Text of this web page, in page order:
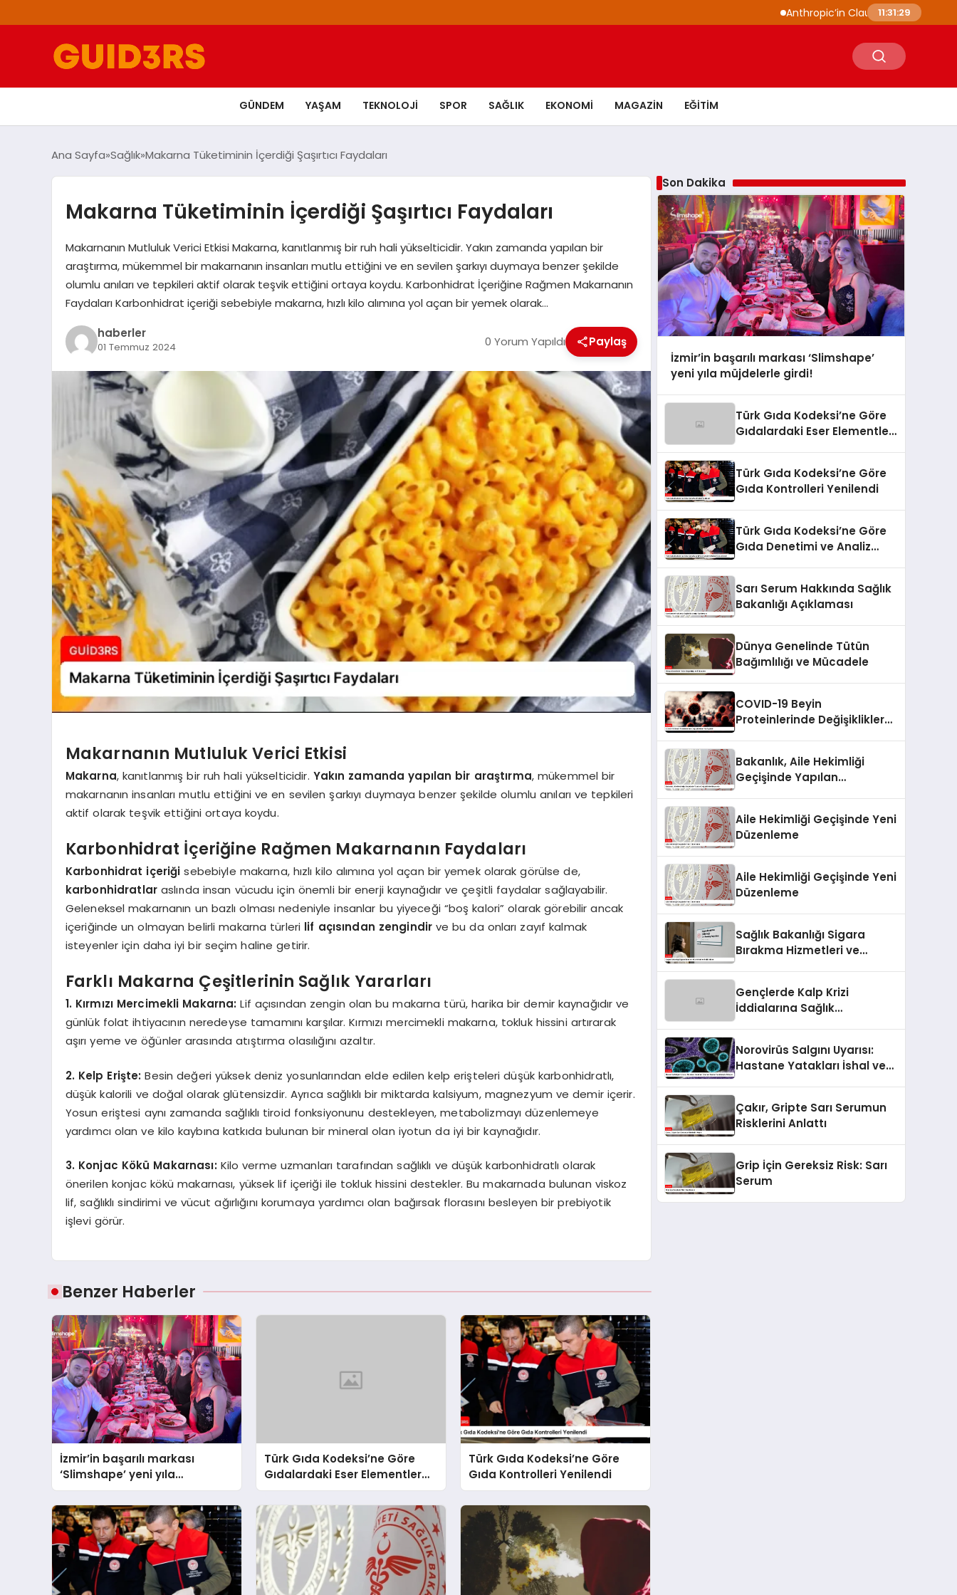
Anthropic’in Claude modelleri siber
11:31:30
GÜNDEM YAŞAM TEKNOLOJI SPOR SAĞLIK EKONOMI MAGAZIN EĞITIM
Ana Sayfa Sağlık Makarna Tüketiminin İçerdiği Şaşırtıcı Faydaları
Makarna Tüketiminin İçerdiği Şaşırtıcı Faydaları
Makarnanın Mutluluk Verici Etkisi Makarna, kanıtlanmış bir ruh hali yükselticidir. Yakın zamanda yapılan bir
araştırma, mükemmel bir makarnanın insanları mutlu ettiğini ve en sevilen şarkıyı duymaya benzer şekilde
olumlu anıları ve tepkileri aktif olarak teşvik ettiğini ortaya koydu. Karbonhidrat İçeriğine Rağmen Makarnanın
Faydaları Karbonhidrat içeriği sebebiyle makarna, hızlı kilo alımına yol açan bir yemek olarak…
haberler
01 Temmuz 2024 0 Yorum Yapıldı Paylaş
Makarnanın Mutluluk Verici Etkisi
Makarna, kanıtlanmış bir ruh hali yükselticidir. Yakın zamanda yapılan bir araştırma, mükemmel bir
makarnanın insanları mutlu ettiğini ve en sevilen şarkıyı duymaya benzer şekilde olumlu anıları ve tepkileri
aktif olarak teşvik ettiğini ortaya koydu.
Karbonhidrat İçeriğine Rağmen Makarnanın Faydaları
Karbonhidrat içeriği sebebiyle makarna, hızlı kilo alımına yol açan bir yemek olarak görülse de,
karbonhidratlar aslında insan vücudu için önemli bir enerji kaynağıdır ve çeşitli faydalar sağlayabilir.
Geleneksel makarnanın un bazlı olması nedeniyle insanlar bu yiyeceği “boş kalori” olarak görebilir ancak
içeriğinde un olmayan belirli makarna türleri lif açısından zengindir ve bu da onları zayıf kalmak
isteyenler için daha iyi bir seçim haline getirir.
Farklı Makarna Çeşitlerinin Sağlık Yararları
1. Kırmızı Mercimekli Makarna: Lif açısından zengin olan bu makarna türü, harika bir demir kaynağıdır ve
günlük folat ihtiyacının neredeyse tamamını karşılar. Kırmızı mercimekli makarna, tokluk hissini artırarak
aşırı yeme ve öğünler arasında atıştırma olasılığını azaltır.
2. Kelp Erişte: Besin değeri yüksek deniz yosunlarından elde edilen kelp erişteleri düşük karbonhidratlı,
düşük kalorili ve doğal olarak glütensizdir. Ayrıca sağlıklı bir miktarda kalsiyum, magnezyum ve demir içerir.
Yosun eriştesi aynı zamanda sağlıklı tiroid fonksiyonunu destekleyen, metabolizmayı düzenlemeye
yardımcı olan ve kilo kaybına katkıda bulunan bir mineral olan iyotun da iyi bir kaynağıdır.
3. Konjac Kökü Makarnası: Kilo verme uzmanları tarafından sağlıklı ve düşük karbonhidratlı olarak
önerilen konjac kökü makarnası, yüksek lif içeriği ile tokluk hissini destekler. Bu makarnada bulunan viskoz
lif, sağlıklı sindirimi ve vücut ağırlığını korumaya yardımcı olan bağırsak florasını besleyen bir prebiyotik
işlevi görür.
Benzer Haberler
İzmir’in başarılı markası
‘Slimshape’ yeni yıla
müjdelerle girdi!
Türk Gıda Kodeksi’ne Göre
Gıdalardaki Eser Elementler
ve İşleme Bulaşanlarının
Kontrolü
Türk Gıda Kodeksi’ne Göre
Gıda Kontrolleri Yenilendi
Son Dakika
İzmir’in başarılı markası ‘Slimshape’
yeni yıla müjdelerle girdi!
Türk Gıda Kodeksi’ne Göre
Gıdalardaki Eser Elementler
Türk Gıda Kodeksi’ne Göre
Gıda Kontrolleri Yenilendi
Türk Gıda Kodeksi’ne Göre
Gıda Denetimi ve Analiz
Sarı Serum Hakkında Sağlık
Bakanlığı Açıklaması
Dünya Genelinde Tütün
Bağımlılığı ve Mücadele
COVID-19 Beyin
Proteinlerinde Değişikliklere
Bakanlık, Aile Hekimliği
Geçişinde Yapılan
Aile Hekimliği Geçişinde Yeni
Düzenleme
Aile Hekimliği Geçişinde Yeni
Düzenleme
Sağlık Bakanlığı Sigara
Bırakma Hizmetleri ve
Gençlerde Kalp Krizi
İddialarına Sağlık
Norovirüs Salgını Uyarısı:
Hastane Yatakları İshal ve
Çakır, Gripte Sarı Serumun
Risklerini Anlattı
Grip İçin Gereksiz Risk: Sarı
Serum